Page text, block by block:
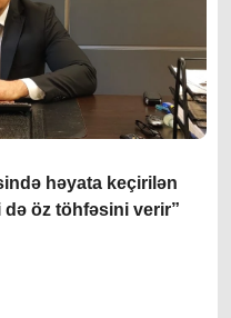
həyata keçirilən
öz töhfəsini verir”